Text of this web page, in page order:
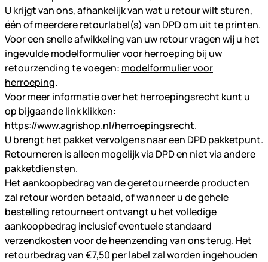
U krijgt van ons, afhankelijk van wat u retour wilt sturen,
één of meerdere retourlabel(s) van DPD om uit te printen.
Voor een snelle afwikkeling van uw retour vragen wij u het
ingevulde modelformulier voor herroeping bij uw
retourzending te voegen: modelformulier voor
herroeping.
Voor meer informatie over het herroepingsrecht kunt u
op bijgaande link klikken:
https://www.agrishop.nl/herroepingsrecht.
U brengt het pakket vervolgens naar een DPD pakketpunt.
Retourneren is alleen mogelijk via DPD en niet via andere
pakketdiensten.
Het aankoopbedrag van de geretourneerde producten
zal retour worden betaald, of wanneer u de gehele
bestelling retourneert ontvangt u het volledige
aankoopbedrag inclusief eventuele standaard
verzendkosten voor de heenzending van ons terug. Het
retourbedrag van €7,50 per label zal worden ingehouden